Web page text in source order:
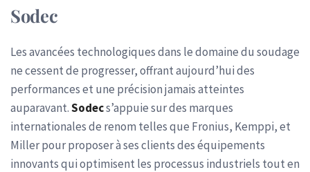
Sodec
Les avancées technologiques dans le domaine du soudage
ne cessent de progresser, offrant aujourd’hui des
performances et une précision jamais atteintes
auparavant.Sodecs’appuie sur des marques
internationales de renom telles que Fronius, Kemppi, et
Miller pour proposer à ses clients des équipements
innovants qui optimisent les processus industriels tout en